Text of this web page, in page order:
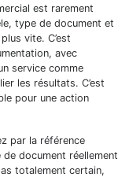
est rarement
type de document et
vite. C’est
avec
service comme
les résultats. C’est
pour une action
par la référence
document réellement
totalement certain,